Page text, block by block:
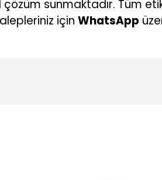
sunmaktadır. Tüm
için WhatsApp